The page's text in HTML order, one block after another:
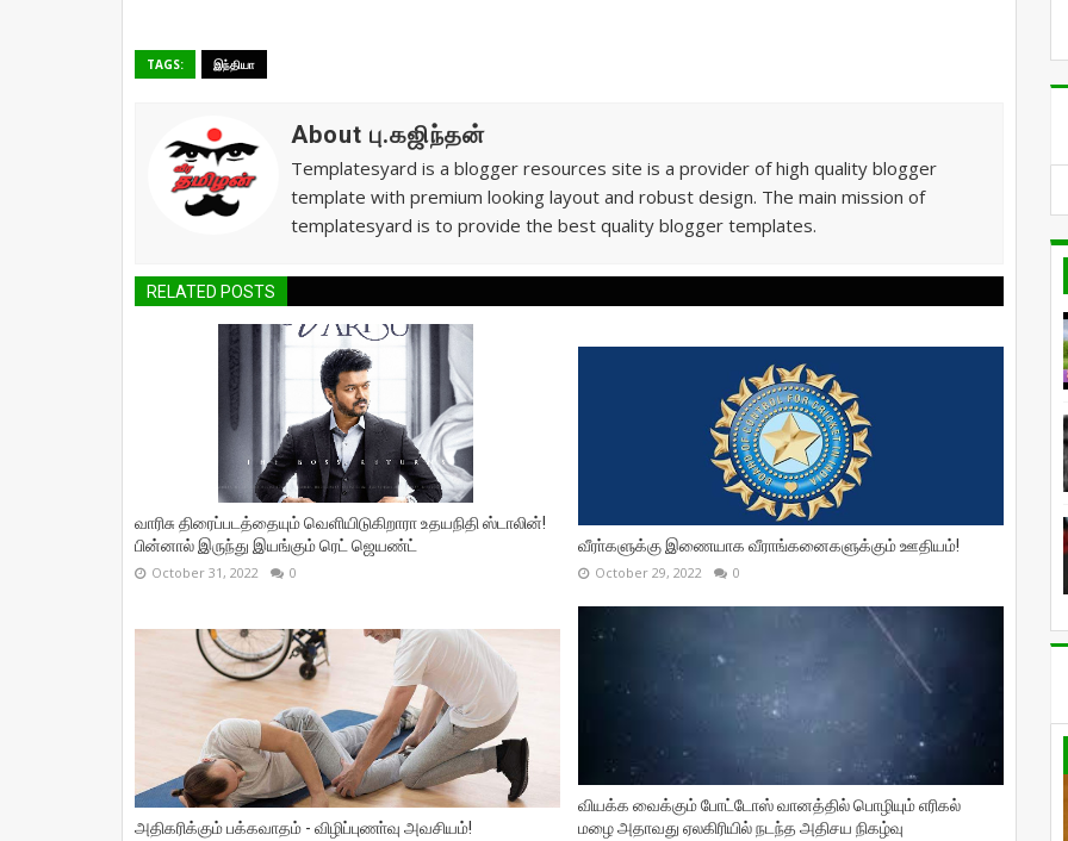
TAGS: இந்தியா
About பு.கஜிந்தன்
Templatesyard is a blogger resources site is a provider of high quality blogger
template with premium looking layout and robust design. The main mission of
templatesyard is to provide the best quality blogger templates.
RELATED POSTS
வாரிசு திரைப்படத்தையும் வெளியிடுகிறாரா உதயநிதி ஸ்டாலின்!
பின்னால் இருந்து இயங்கும் ரெட் ஜெயண்ட்
October 31, 2022 0
வீரா்களுக்கு இணையாக வீராங்கனைகளுக்கும் ஊதியம்!
October 29, 2022 0
அதிகரிக்கும் பக்கவாதம் - விழிப்புணா்வு அவசியம்!
வியக்க வைக்கும் போட்டோஸ் வானத்தில் பொழியும் எரிகல்
மழை அதாவது ஏலகிரியில் நடந்த அதிசய நிகழ்வு